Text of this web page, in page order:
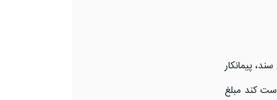
سند، پیمانکار
کند مبلغ